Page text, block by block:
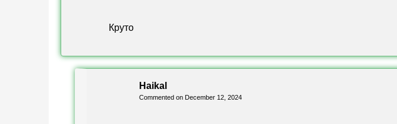
Круто
Haikal
Commented on December 12, 2024